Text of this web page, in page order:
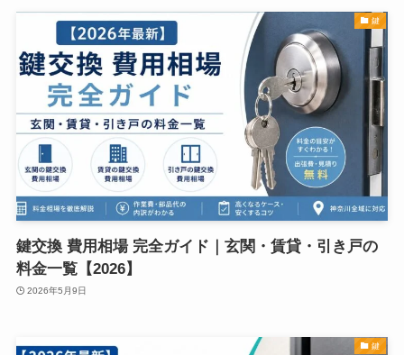
鍵
鍵交換 費用相場 完全ガイド｜玄関・賃貸・引き戸の
料金一覧【2026】
2026年5月9日
鍵